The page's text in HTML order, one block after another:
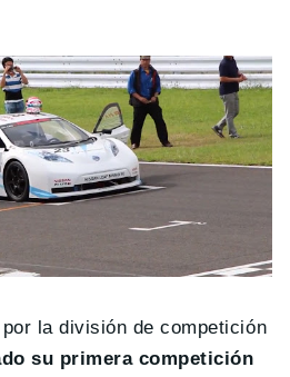
la división de competición
su primera competición